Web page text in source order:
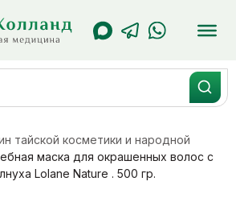
тайской косметики и народной
маска для окрашенных волос с
Lolane Nature . 500 гр.